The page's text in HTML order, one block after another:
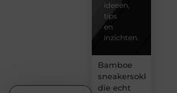
ideeën,
tips
en
inzichten.
Bamboe
sneakersokken
die echt